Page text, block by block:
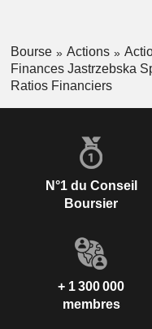
Bourse Actions
Finances Jastrzebska
Ratios Financiers
N°1 du Conseil
Boursier
+ 1 300 000
membres